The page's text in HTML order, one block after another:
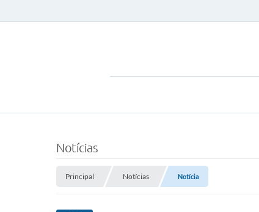
Notícias
Principal Notícias Notícia